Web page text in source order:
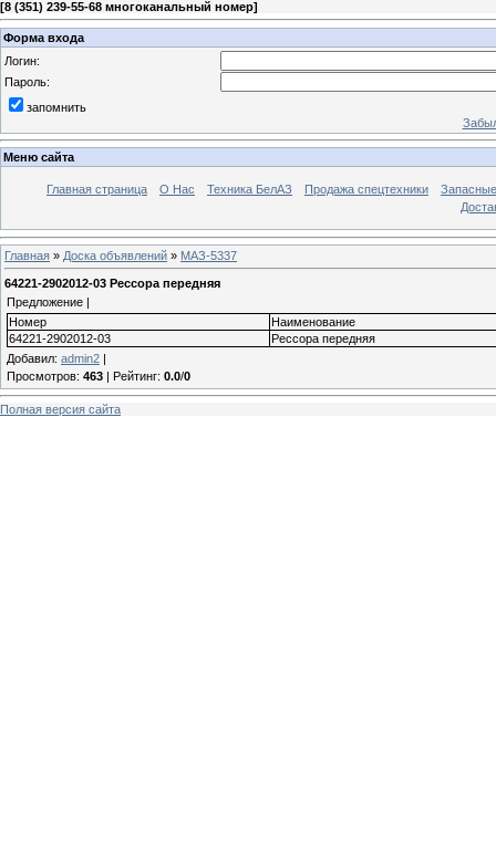
[8 (351) 239-55-68 многоканальный номер]
Форма входа
Логин:
Пароль:
запомнить
Меню сайта
Главная страница О Нас Техника БелАЗ Продажа спецтехники
Главная » Доска объявлений » МАЗ-5337
64221-2902012-03 Рессора передняя
Предложение |
Номер
Наименование
64221-2902012-03
Рессора передняя
Добавил: admin2 |
Просмотров: 463 | Рейтинг: 0.0/0
Полная версия сайта